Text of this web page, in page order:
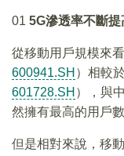
01 5G滲透率不斷提
從移動用戶規模來
600941.SH ）相較
601728.SH ），與
然擁有最高的用戶
但是相對來說，移